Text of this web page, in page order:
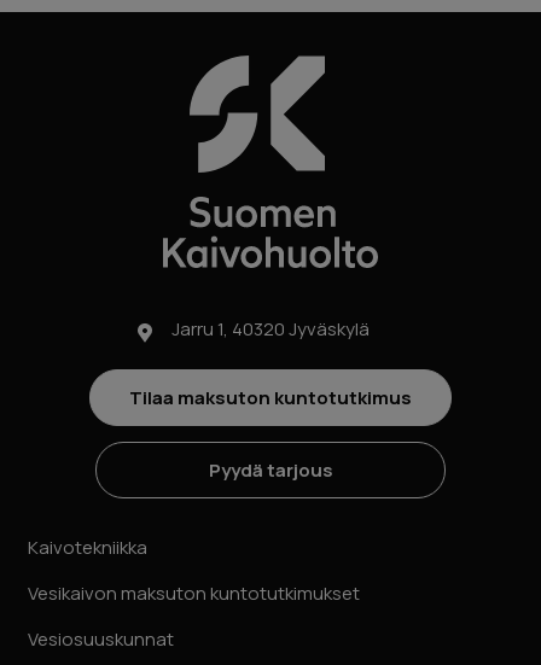
Jarru 1, 40320 Jyväskylä
Tilaa maksuton kuntotutkimus
Pyydä tarjous
Kaivotekniikka
Vesikaivon maksuton kuntotutkimukset
Vesiosuuskunnat